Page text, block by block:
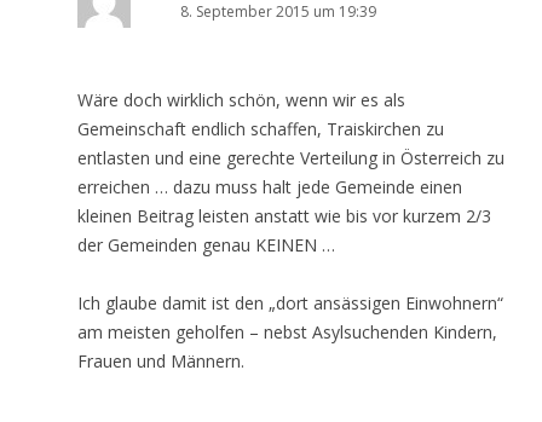
8. September 2015 um 19:39
Wäre doch wirklich schön, wenn wir es als
Gemeinschaft endlich schaffen, Traiskirchen zu
entlasten und eine gerechte Verteilung in Österreich zu
erreichen … dazu muss halt jede Gemeinde einen
kleinen Beitrag leisten anstatt wie bis vor kurzem 2/3
der Gemeinden genau KEINEN …
Ich glaube damit ist den „dort ansässigen Einwohnern“
am meisten geholfen – nebst Asylsuchenden Kindern,
Frauen und Männern.